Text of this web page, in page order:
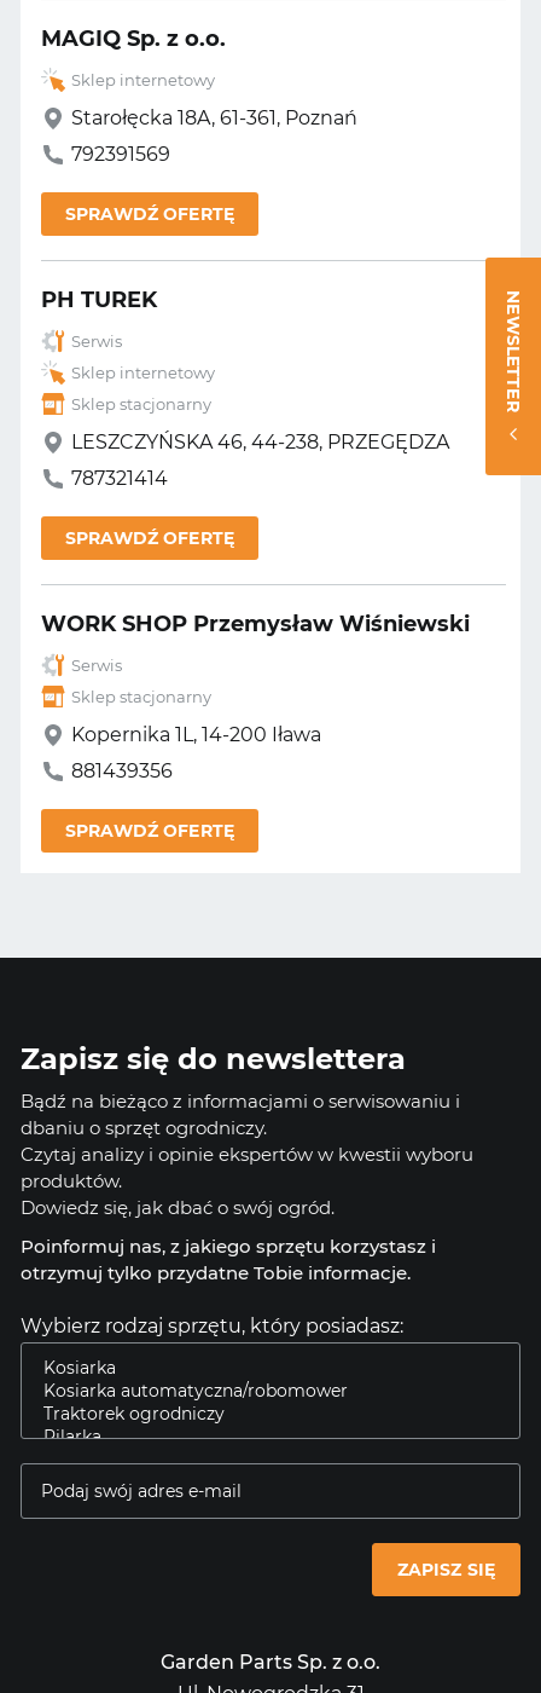
MAGIQ Sp. z o.o.
Sklep internetowy
Starołęcka 18A, 61-361, Poznań
792391569
SPRAWDŹ OFERTĘ
PH TUREK
Serwis
Sklep internetowy
Sklep stacjonarny
LESZCZYŃSKA 46, 44-238, PRZEGĘDZA
787321414
SPRAWDŹ OFERTĘ
WORK SHOP Przemysław Wiśniewski
Serwis
Sklep stacjonarny
Kopernika 1L, 14-200 Iława
881439356
SPRAWDŹ OFERTĘ
NEWSLETTER
Zapisz się do newslettera
Bądź na bieżąco z informacjami o serwisowaniu i
dbaniu o sprzęt ogrodniczy.
Czytaj analizy i opinie ekspertów w kwestii wyboru
produktów.
Dowiedz się, jak dbać o swój ogród.
Poinformuj nas, z jakiego sprzętu korzystasz i
otrzymuj tylko przydatne Tobie informacje.
Wybierz rodzaj sprzętu, który posiadasz:
ZAPISZ SIĘ
Garden Parts Sp. z o.o.